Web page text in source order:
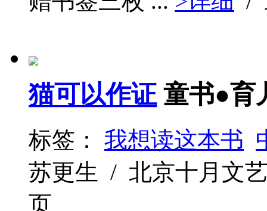
猫可以作证 童书●育
标签： 我想读这本书
苏更生 / 北京十月文
页